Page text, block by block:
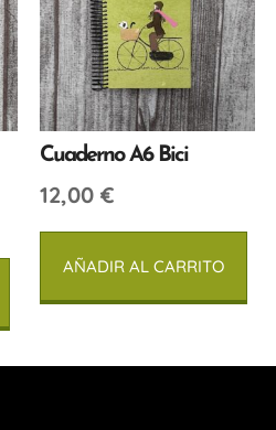
Cuaderno A6 Bici
12,00 €
AÑADIR AL CARRITO